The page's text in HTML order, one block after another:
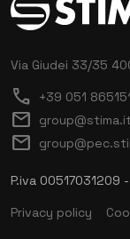
Via Giudei 33/35
call +39 051
mail group@stima.it
mail
P.iva 00517031209
Privacy policy